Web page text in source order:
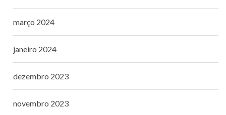
março 2024
janeiro 2024
dezembro 2023
novembro 2023